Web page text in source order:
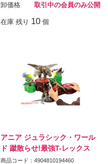
卸価格
取引中の会員のみ公開
在庫 残り 10 個
アニア ジュラシック・ワール
ド 蹴散らせ!最強T-レックス
商品コード：4904810194460